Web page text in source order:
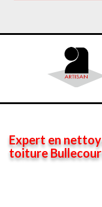
Expert en
toiture